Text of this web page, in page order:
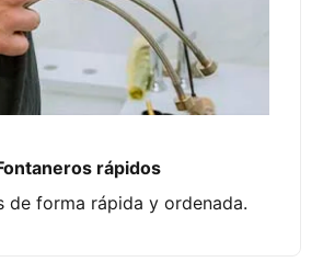
rápidos
de forma rápida y ordenada.